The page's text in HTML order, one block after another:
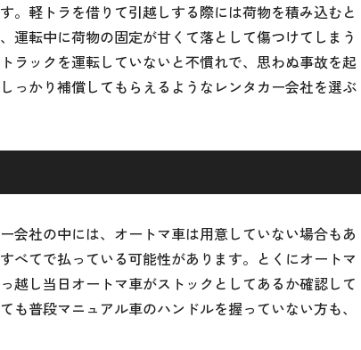
。軽トラを借りて引越しする際には荷物を積み込むと
運転中に荷物の固定が甘くて落として傷つけてしまう
ラックを運転していないと不慣れで、思わぬ事故を起
っかり補償してもらえるようなレンタカー会社を選ぶ
会社の中には、オートマ車は用意していない場合もあ
べてで払っている可能性があります。とくにオートマ
越し当日オートマ車がストックとしてあるか確認して
普段マニュアル車のハンドルを握っていない方も、